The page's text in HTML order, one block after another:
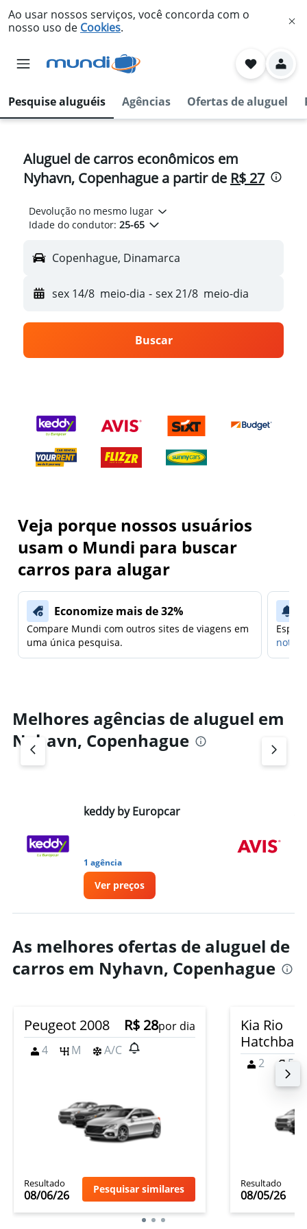
Ao usar nossos serviços, você concorda com o
nosso uso de Cookies.
Pesquise aluguéis Agências Ofertas de aluguel
Aluguel de carros econômicos em
Nyhavn, Copenhague a partir de R$ 27
Devolução no mesmo lugar
Idade do condutor: 25-65
Copenhague, Dinamarca
sex 14/8 meio-dia - sex 21/8 meio-dia
Buscar
Veja porque nossos usuários
usam o Mundi para buscar
carros para alugar
Economize mais de 32%
Compare Mundi com outros sites de viagens em
uma única pesquisa.
Melhores agências de aluguel em
Nyhavn, Copenhague
keddy by Europcar
1 agência
Ver preços
As melhores ofertas de aluguel de
carros em Nyhavn, Copenhague
Peugeot 2008 R$ 28por dia
4
M A/C
Resultado
08/06/26 Pesquisar similares
Kia Rio
2 5
Resultado
08/05/26